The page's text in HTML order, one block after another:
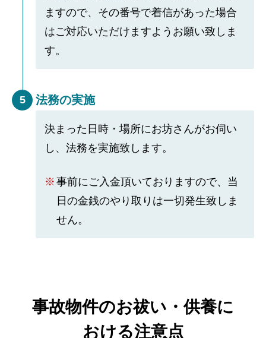
ますので、その番号で着信があった場合
はご対応いただけますようお願い致しま
す。
5 法務の実施
決まった日時・場所にお坊さんがお伺い
し、法務を実施致します。
事前にご入金頂いておりますので、当
日の金銭のやり取りは一切発生致しま
せん。
事故物件のお祓い・供養に
おける注意点